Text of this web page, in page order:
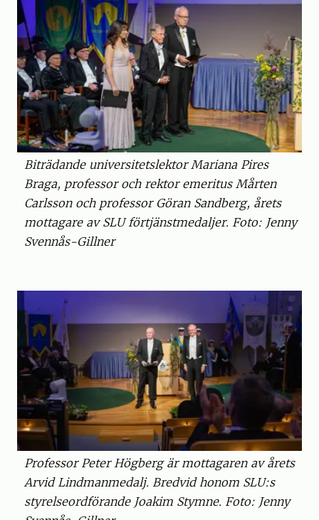
Biträdande universitetslektor Mariana Pires
Braga, professor och rektor emeritus Mårten
Carlsson och professor Göran Sandberg, årets
mottagare av SLU förtjänstmedaljer. Foto: Jenny
Svennås-Gillner
Professor Peter Högberg är mottagaren av årets
Arvid Lindmanmedalj. Bredvid honom SLU:s
styrelseordförande Joakim Stymne. Foto: Jenny